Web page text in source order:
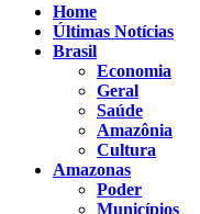
Home
Últimas Notícias
Brasil
Economia
Geral
Saúde
Amazônia
Cultura
Amazonas
Poder
Municípios